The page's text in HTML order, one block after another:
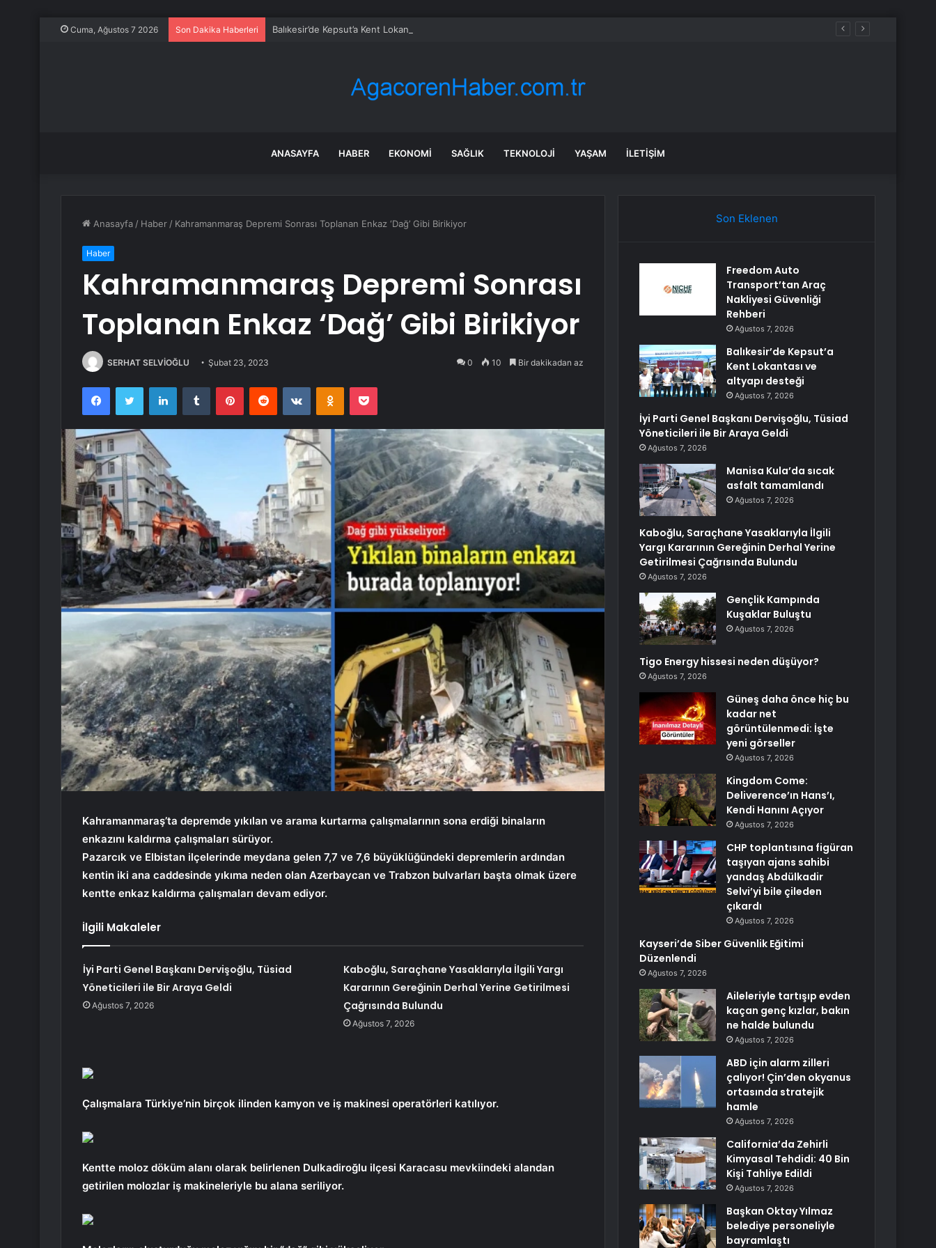
Cuma, Ağustos 7 2026 Son Dakika Haberleri Balıkesir’de Kepsut’a Kent Lokantası ve altyapı desteği
ANASAYFA HABER EKONOMI SAĞLIK TEKNOLOJI YAŞAM İLETIŞIM
Anasayfa / Haber / Kahramanmaraş Depremi Sonrası Toplanan Enkaz ‘Dağ’ Gibi Birikiyor
Haber
Kahramanmaraş Depremi Sonrası
Toplanan Enkaz ‘Dağ’ Gibi Birikiyor
SERHAT SELVİOĞLU Şubat 23, 2023 0 10 Bir dakikadan az
FacebookTwitter LinkedInTumblr PinterestReddit VKontakteOdnoklassniki
Pocket
Kahramanmaraş’ta depremde yıkılan ve arama kurtarma çalışmalarının sona erdiği binaların
enkazını kaldırma çalışmaları sürüyor.
Pazarcık ve Elbistan ilçelerinde meydana gelen 7,7 ve 7,6 büyüklüğündeki depremlerin ardından
kentin iki ana caddesinde yıkıma neden olan Azerbaycan ve Trabzon bulvarları başta olmak üzere
kentte enkaz kaldırma çalışmaları devam ediyor.
İlgili Makaleler
İyi Parti Genel Başkanı Dervişoğlu, Tüsiad
Yöneticileri ile Bir Araya Geldi
Ağustos 7, 2026
Kaboğlu, Saraçhane Yasaklarıyla İlgili Yargı
Kararının Gereğinin Derhal Yerine Getirilmesi
Çağrısında Bulundu
Ağustos 7, 2026
Çalışmalara Türkiye’nin birçok ilinden kamyon ve iş makinesi operatörleri katılıyor.
Kentte moloz döküm alanı olarak belirlenen Dulkadiroğlu ilçesi Karacasu mevkiindeki alandan
getirilen molozlar iş makineleriyle bu alana seriliyor.
Son Eklenen
Freedom Auto
Transport’tan Araç
Nakliyesi Güvenliği
Rehberi
Ağustos 7, 2026
Balıkesir’de Kepsut’a
Kent Lokantası ve
altyapı desteği
Ağustos 7, 2026
İyi Parti Genel Başkanı Dervişoğlu, Tüsiad
Yöneticileri ile Bir Araya Geldi
Ağustos 7, 2026
Manisa Kula’da sıcak
asfalt tamamlandı
Ağustos 7, 2026
Kaboğlu, Saraçhane Yasaklarıyla İlgili
Yargı Kararının Gereğinin Derhal Yerine
Getirilmesi Çağrısında Bulundu
Ağustos 7, 2026
Gençlik Kampında
Kuşaklar Buluştu
Ağustos 7, 2026
Tigo Energy hissesi neden düşüyor?
Ağustos 7, 2026
Güneş daha önce hiç bu
kadar net
görüntülenmedi: İşte
yeni görseller
Ağustos 7, 2026
Kingdom Come:
Deliverence’ın Hans’ı,
Kendi Hanını Açıyor
Ağustos 7, 2026
CHP toplantısına figüran
taşıyan ajans sahibi
yandaş Abdülkadir
Selvi’yi bile çileden
çıkardı
Ağustos 7, 2026
Kayseri’de Siber Güvenlik Eğitimi
Düzenlendi
Ağustos 7, 2026
Aileleriyle tartışıp evden
kaçan genç kızlar, bakın
ne halde bulundu
Ağustos 7, 2026
ABD için alarm zilleri
çalıyor! Çin’den okyanus
ortasında stratejik
hamle
Ağustos 7, 2026
California’da Zehirli
Kimyasal Tehdidi: 40 Bin
Kişi Tahliye Edildi
Ağustos 7, 2026
Başkan Oktay Yılmaz
belediye personeliyle
bayramlaştı